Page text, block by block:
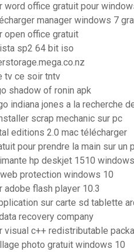
word office gratuit pour
manager windows 7
open office gratuit
sp2 64 bit iso
tv ce soir tntv
shadow of ronin apk
indiana jones a la recherche
scrap mechanic sur pc
editions 2.0 mac télécharger
pour prendre la main sur un
hp deskjet 1510
protection windows 10
adobe flash player 10.3
sur carte sd tablette
recovery company
visual c++ redistributable
photo gratuit windows 10